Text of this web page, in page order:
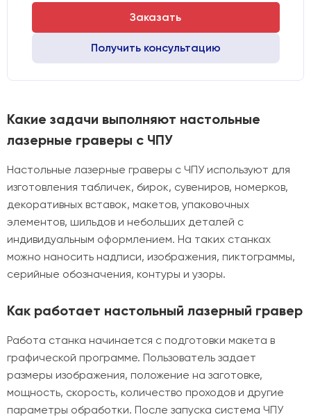
Заказать
Получить консультацию
Какие задачи выполняют настольные
лазерные граверы с ЧПУ
Настольные лазерные граверы с ЧПУ используют для
изготовления табличек, бирок, сувениров, номерков,
декоративных вставок, макетов, упаковочных
элементов, шильдов и небольших деталей с
индивидуальным оформлением. На таких станках
можно наносить надписи, изображения, пиктограммы,
серийные обозначения, контуры и узоры.
Как работает настольный лазерный гравер
Работа станка начинается с подготовки макета в
графической программе. Пользователь задает
размеры изображения, положение на заготовке,
мощность, скорость, количество проходов и другие
параметры обработки. После запуска система ЧПУ